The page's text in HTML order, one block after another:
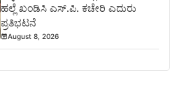
ಹಲ್ಲೆ ಖಂಡಿಸಿ ಎಸ್.ಪಿ. ಕಚೇರಿ ಎದುರು
ಪ್ರತಿಭಟನೆ
August 8, 2026